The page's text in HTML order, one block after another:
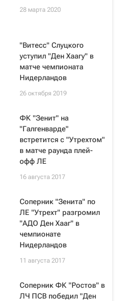
28 марта 2020
"Витесс" Слуцкого
уступил "Ден Хаагу" в
матче чемпионата
Нидерландов
26 октября 2019
ФК "Зенит" на
"Галгенварде"
встретится с "Утрехтом"
в матче раунда плей-
офф ЛЕ
16 августа 2017
Соперник "Зенита" по
ЛЕ "Утрехт" разгромил
"АДО Ден Хааг" в
чемпионате
Нидерландов
11 августа 2017
Соперник ФК "Ростов" в
ЛЧ ПСВ победил "Ден